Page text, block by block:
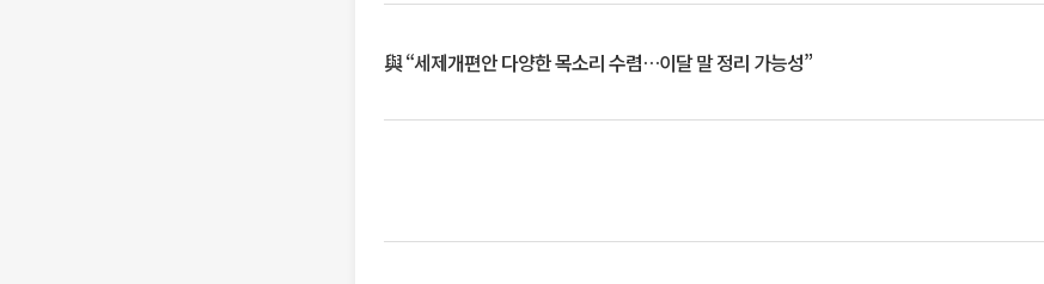
與 “세제개편안 다양한 목소리 수렴…이달 말 정리 가능성”